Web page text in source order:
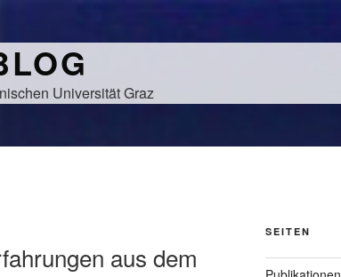
Universität Graz
aus dem
SEITEN